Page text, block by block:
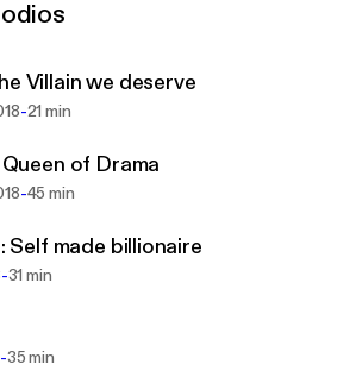
Villain we deserve
-21 min
of Drama
-45 min
Self made billionaire
-31 min
-35 min